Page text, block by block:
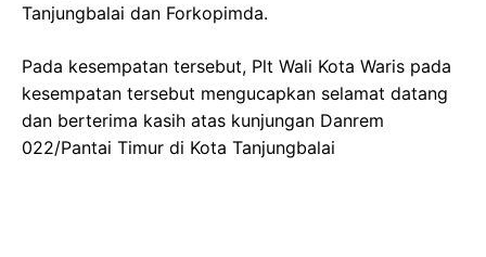
Tanjungbalai dan Forkopimda.
Pada kesempatan tersebut, Plt Wali Kota Waris pada
kesempatan tersebut mengucapkan selamat datang
dan berterima kasih atas kunjungan Danrem
022/Pantai Timur di Kota Tanjungbalai